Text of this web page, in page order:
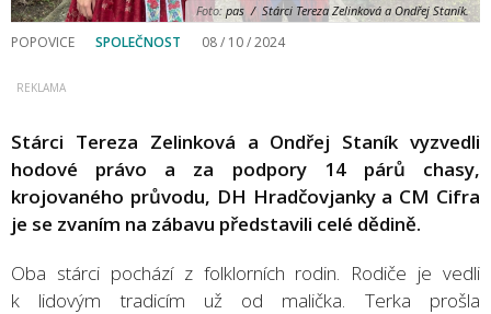
Foto: pas / Stárci Tereza Zelinková a Ondřej Staník.
POPOVICE SPOLEČNOST 08 / 10 / 2024
Stárci Tereza Zelinková a Ondřej Staník vyzvedli
hodové právo a za podpory 14 párů chasy,
krojovaného průvodu, DH Hradčovjanky a CM Cifra
je se zvaním na zábavu představili celé dědině.
Oba stárci pochází z folklorních rodin. Rodiče je vedli
k lidovým tradicím už od malička. Terka prošla